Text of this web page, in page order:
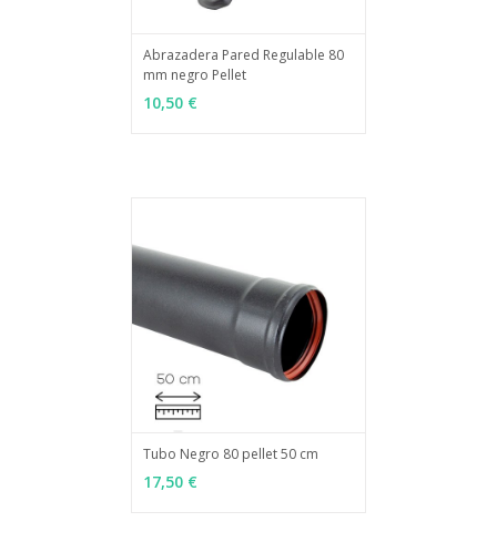
AÑADIR
Abrazadera Pared Regulable 80
mm negro Pellet
10,50 €
AÑADIR
Tubo Negro 80 pellet 50 cm
17,50 €